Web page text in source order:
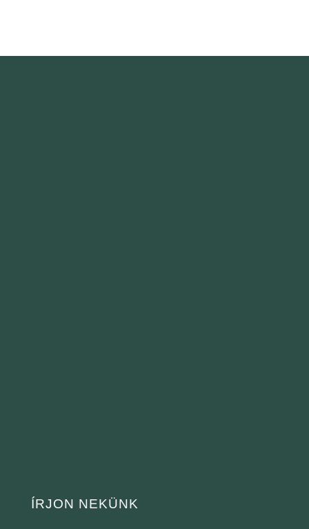
ÍRJON NEKÜNK